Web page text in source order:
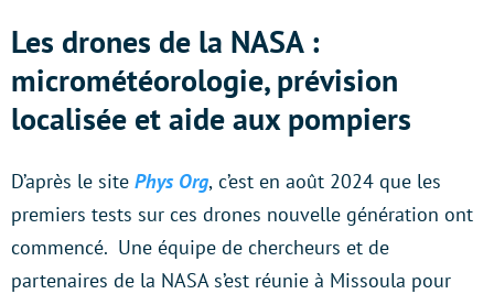
Les drones de la NASA :
micrométéorologie, prévision
localisée et aide aux pompiers
D’après le site Phys Org, c’est en août 2024 que les
premiers tests sur ces drones nouvelle génération ont
commencé. Une équipe de chercheurs et de
partenaires de la NASA s’est réunie à Missoula pour